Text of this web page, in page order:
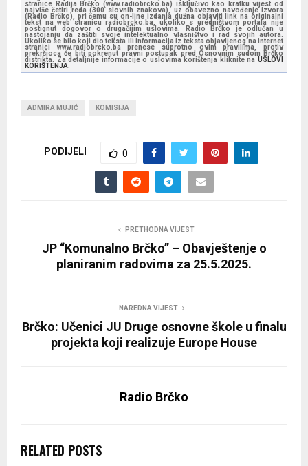
stranice Radija Brčko (www.radiobrcko.ba) isključivo kao kratku vijest od
najviše četiri reda (300 slovnih znakova), uz obavezno navođenje izvora
(Radio Brčko), pri čemu su on-line izdanja dužna objaviti link na originalni
tekst na web stranicu radiobrcko.ba, ukoliko s uredništvom portala nije
postignut dogovor o drugačijim uslovima. Radio Brčko je odlučan u
nastojanju da zaštiti svoje intelektualno vlasništvo i rad svojih autora.
Ukoliko se bilo koji dio teksta ili informacija iz teksta objavljenog na internet
stranici www.radiobrcko.ba prenese suprotno ovim pravilima, protiv
prekršioca će biti pokrenut pravni postupak pred Osnovnim sudom Brčko
distrikta. Za detaljnije informacije o uslovima korištenja kliknite na USLOVI
KORIŠTENJA.
ADMIRA MUJIĆ KOMISIJA
PODIJELI 0
PRETHODNA VIJEST
JP “Komunalno Brčko” – Obavještenje o
planiranim radovima za 25.5.2025.
NAREDNA VIJEST
Brčko: Učenici JU Druge osnovne škole u finalu
projekta koji realizuje Europe House
Radio Brčko
RELATED POSTS